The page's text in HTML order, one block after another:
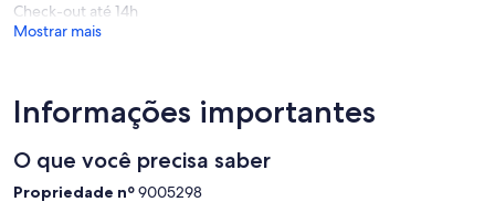
Check-out até 14h
Mostrar mais
Informações importantes
O que você precisa saber
Propriedade nº9005298